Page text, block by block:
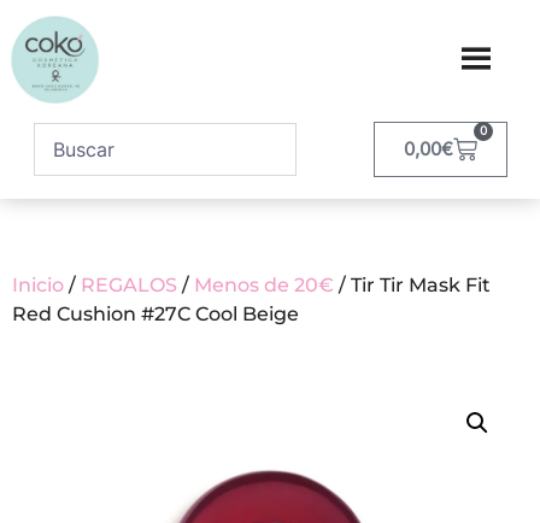
0,00€
0
Inicio / REGALOS / Menos de 20€ / Tir Tir Mask Fit
Red Cushion #27C Cool Beige